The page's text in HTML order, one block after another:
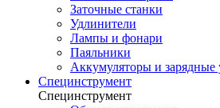
Заточные станки
Удлинители
Лампы и фонари
Паяльники
Аккумуляторы и зарядные
Специнструмент
Специнструмент